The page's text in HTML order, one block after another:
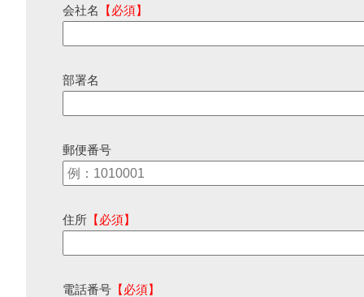
会社名 【必須】
部署名
郵便番号
住所 【必須】
電話番号 【必須】